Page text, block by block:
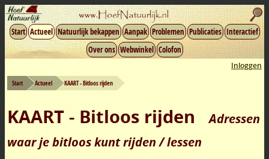
Start Actueel Natuurlijk bekappen Aanpak Problemen Publicaties Interactief
Over ons Webwinkel Colofon
Inloggen
Start Actueel KAART - Bitloos rijden
KAART - Bitloos rijden
Adressen
waar je bitloos kunt rijden / lessen